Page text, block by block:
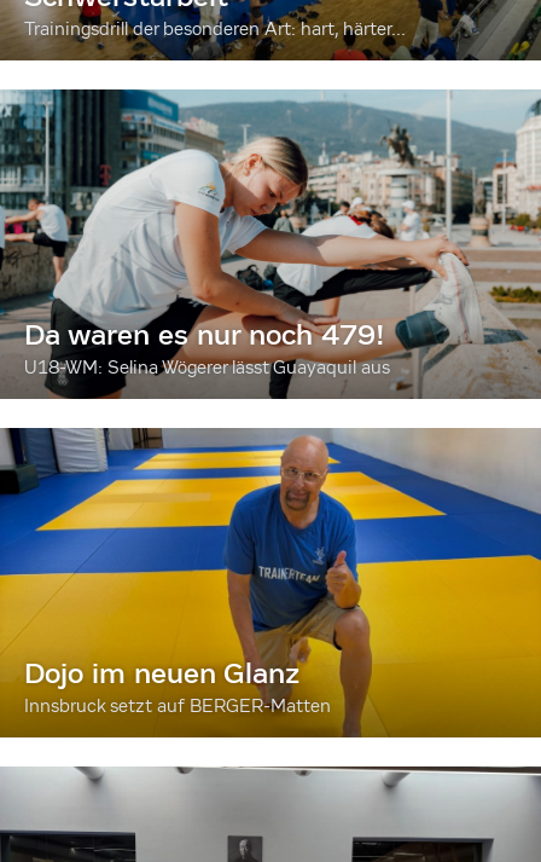
Trainingsdrill der besonderen Art: hart, härter...
Da waren es nur noch 479!
U18-WM: Selina Wögerer lässt Guayaquil aus
Dojo im neuen Glanz
Innsbruck setzt auf BERGER-Matten